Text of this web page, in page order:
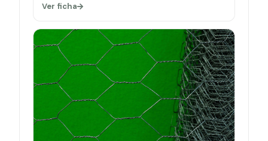
Ver ficha